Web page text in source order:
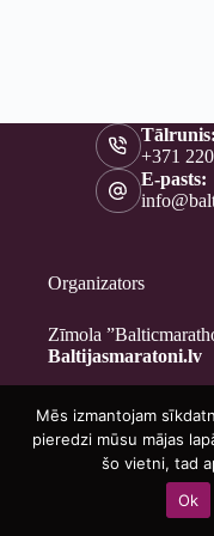
Tālrunis:
+371
E-pasts:
Organizators
Zīmola
Baltijasmaratoni.lv
Kontakti
Par mums
Brīvprātīgajiem
Privātuma
Copyright ©
Mēs izmantojam
pieredzi mūsu mājas
šo vietni, tad
Ok